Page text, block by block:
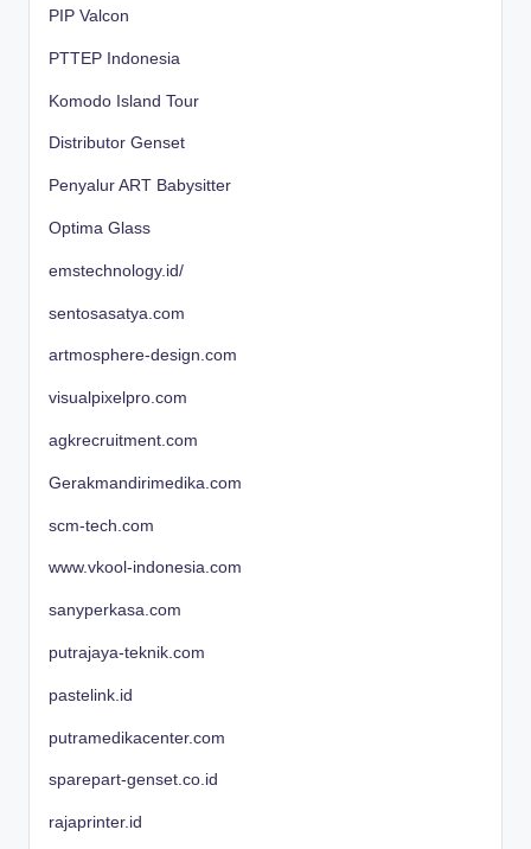
PIP Valcon
PTTEP Indonesia
Komodo Island Tour
Distributor Genset
Penyalur ART Babysitter
Optima Glass
emstechnology.id/
sentosasatya.com
artmosphere-design.com
visualpixelpro.com
agkrecruitment.com
Gerakmandirimedika.com
scm-tech.com
www.vkool-indonesia.com
sanyperkasa.com
putrajaya-teknik.com
pastelink.id
putramedikacenter.com
sparepart-genset.co.id
rajaprinter.id